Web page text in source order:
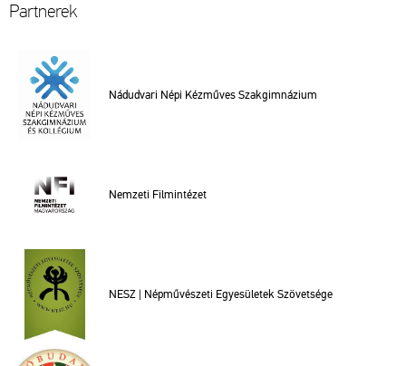
Part­ne­rek
Nád­ud­va­ri Népi Kéz­mű­ves Szak­gim­ná­zi­um
Nem­ze­ti Film­in­té­zet
NESZ | Nép­mű­vé­sze­ti Egye­sü­le­tek Szö­vet­sé­ge